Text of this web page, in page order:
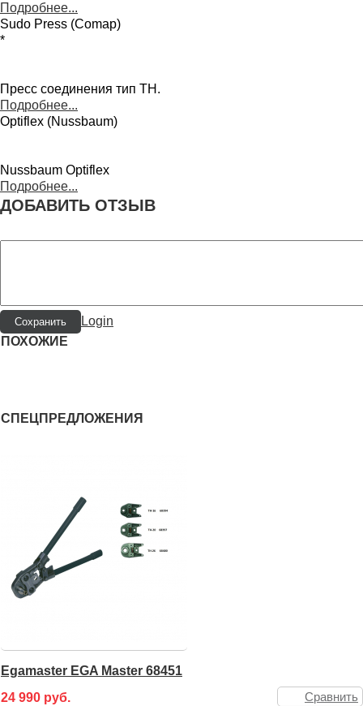
Подробнее...
Sudo Press (Comap)
*
Пресс соединения тип TH.
Подробнее...
Optiflex (Nussbaum)
Nussbaum Optiflex
Подробнее...
ДОБАВИТЬ ОТЗЫВ
Login
ПОХОЖИЕ
СПЕЦПРЕДЛОЖЕНИЯ
Egamaster EGA Master 68451
24 990 руб.
Сравнить